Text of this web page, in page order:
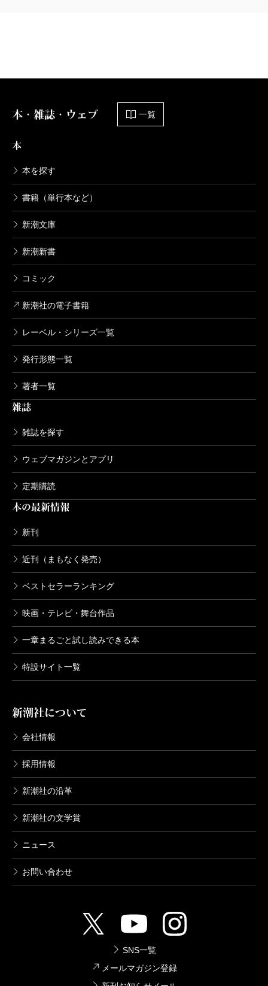
本・雑誌・ウェブ 一覧
本
本を探す
書籍（単行本など）
新潮文庫
新潮新書
コミック
新潮社の電子書籍
レーベル・シリーズ一覧
発行形態一覧
著者一覧
雑誌
雑誌を探す
ウェブマガジンとアプリ
定期購読
本の最新情報
新刊
近刊（まもなく発売）
ベストセラーランキング
映画・テレビ・舞台作品
一章まるごと試し読みできる本
特設サイト一覧
新潮社について
会社情報
採用情報
新潮社の沿革
新潮社の文学賞
ニュース
お問い合わせ
SNS一覧
メールマガジン登録